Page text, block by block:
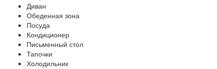
Диван
Обеденная зона
Посуда
Кондиционер
Письменный стол
Тапочки
Холодильник